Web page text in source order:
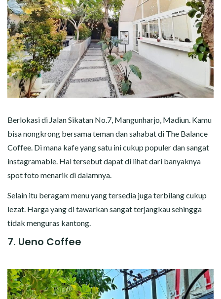
Berlokasi di Jalan Sikatan No.7, Mangunharjo, Madiun. Kamu
bisa nongkrong bersama teman dan sahabat di The Balance
Coffee. Di mana kafe yang satu ini cukup populer dan sangat
instagramable. Hal tersebut dapat di lihat dari banyaknya
spot foto menarik di dalamnya.
Selain itu beragam menu yang tersedia juga terbilang cukup
lezat. Harga yang di tawarkan sangat terjangkau sehingga
tidak menguras kantong.
7. Ueno Coffee